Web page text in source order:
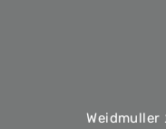
עמדות טעינה לרכב חשמלי תוצרת Weidmuller